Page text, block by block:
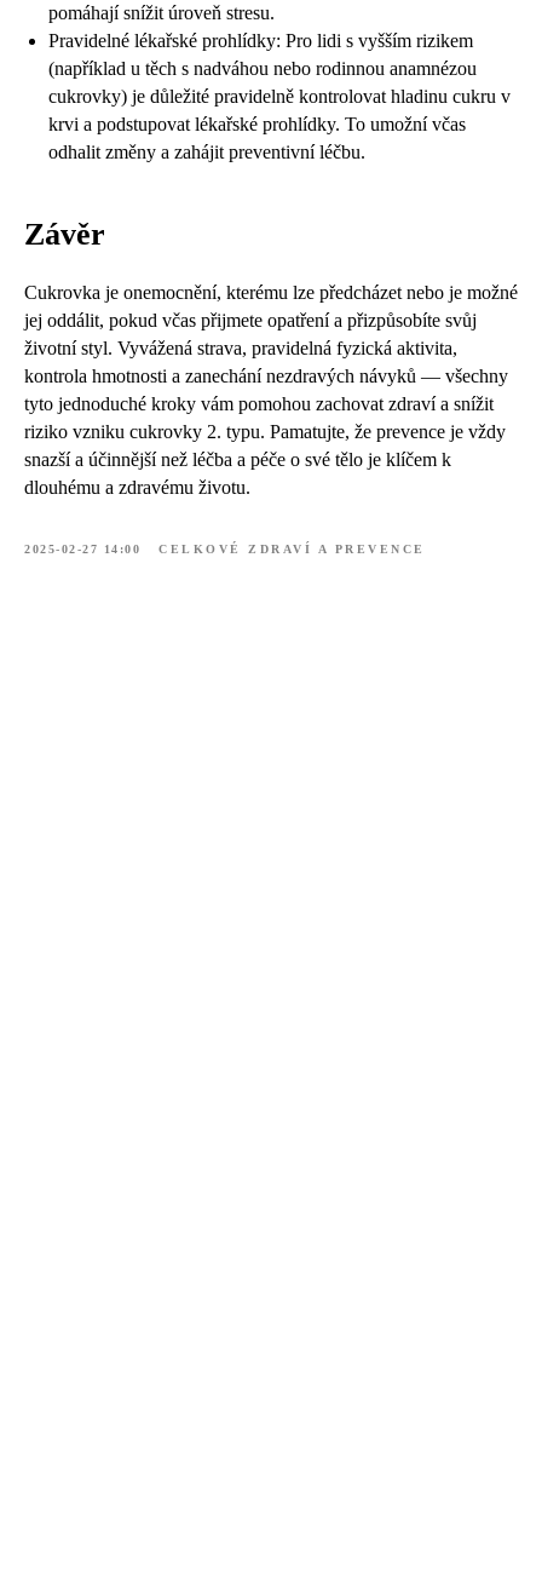
pomáhají snížit úroveň stresu.
Pravidelné lékařské prohlídky: Pro lidi s vyšším rizikem
(například u těch s nadváhou nebo rodinnou anamnézou
cukrovky) je důležité pravidelně kontrolovat hladinu cukru v
krvi a podstupovat lékařské prohlídky. To umožní včas
odhalit změny a zahájit preventivní léčbu.
Závěr
Cukrovka je onemocnění, kterému lze předcházet nebo je možné
jej oddálit, pokud včas přijmete opatření a přizpůsobíte svůj
životní styl. Vyvážená strava, pravidelná fyzická aktivita,
kontrola hmotnosti a zanechání nezdravých návyků — všechny
tyto jednoduché kroky vám pomohou zachovat zdraví a snížit
riziko vzniku cukrovky 2. typu. Pamatujte, že prevence je vždy
snazší a účinnější než léčba a péče o své tělo je klíčem k
dlouhému a zdravému životu.
2025-02-27 14:00 CELKOVÉ ZDRAVÍ A PREVENCE